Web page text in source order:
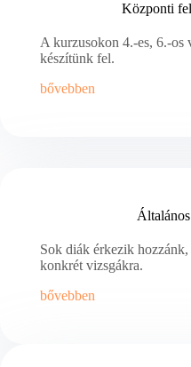
Központi
A kurzusokon 4.-es, 6.-
készítünk fel.
bővebben
Sok diák érkezik
konkrét vizsgákra.
bővebben